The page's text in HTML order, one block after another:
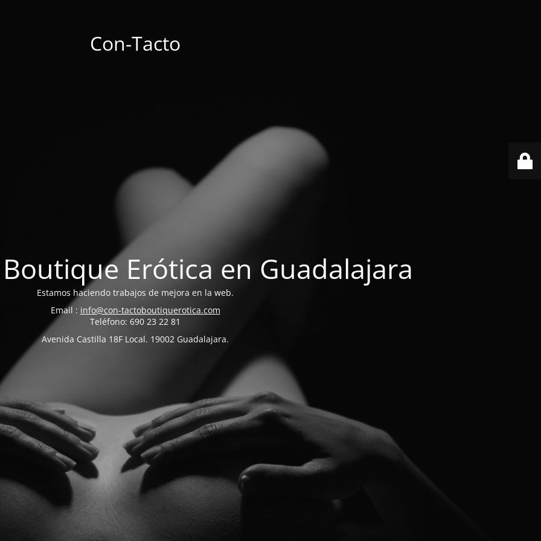
Con-Tacto
Erótica en Guadalajara
Estamos haciendo trabajos de mejora en la web.
Email : info@con-tactoboutiquerotica.com
Teléfono: 690 23 22 81
Avenida Castilla 18F Local. 19002 Guadalajara.